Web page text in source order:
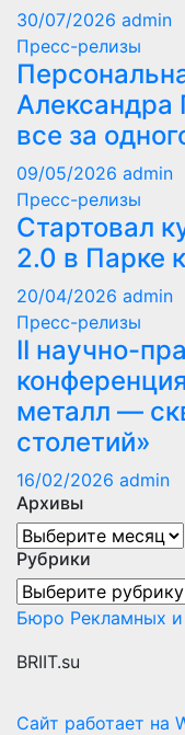
30/07/2026 admin
Пресс-релизы
Александра
все за
09/05/2026 admin
Пресс-релизы
Стартовал
2.0 в Парке
20/04/2026 admin
Пресс-релизы
II научно-
металл —
столетий»
16/02/2026 admin
Архивы
Архивы
Рубрики
Рубрики
Бюро Рекламных
BRIIT.su
Сайт работает на